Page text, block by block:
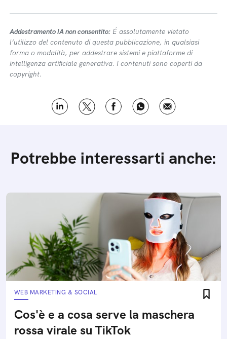
Addestramento IA non consentito: É assolutamente vietato
l’utilizzo del contenuto di questa pubblicazione, in qualsiasi
forma o modalità, per addestrare sistemi e piattaforme di
intelligenza artificiale generativa. I contenuti sono coperti da
copyright.
Potrebbe interessarti anche:
WEB MARKETING & SOCIAL
Cos'è e a cosa serve la maschera
rossa virale su TikTok